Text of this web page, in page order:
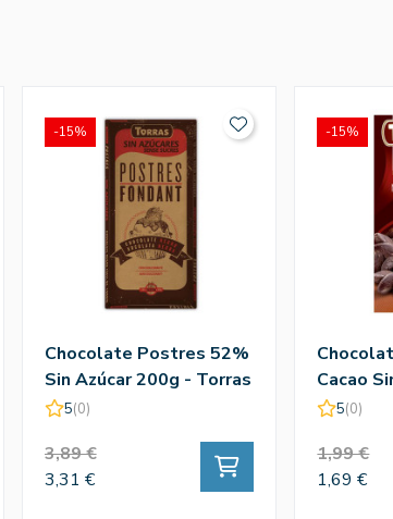
Chocolate Postres 52%
Sin Azúcar 200g - Torras
5(0)
3,89 €
3,31 €
-15%
Cacao
Torras
5(0)
1,99 €
1,69 €
-15%